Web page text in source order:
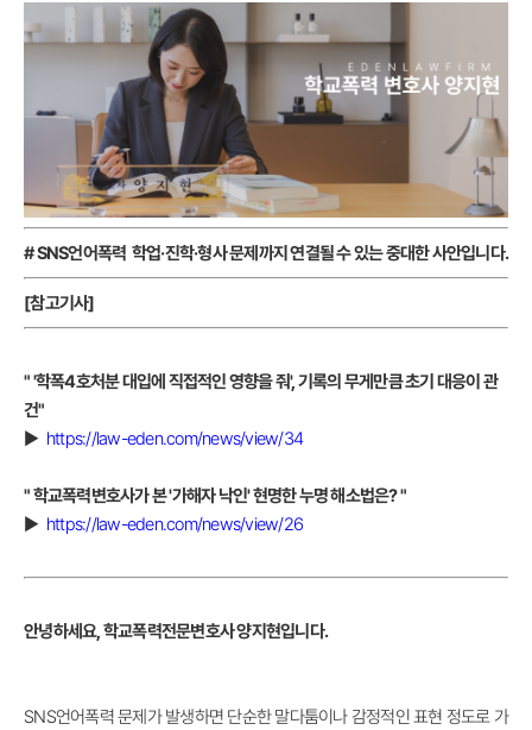
# SNS언어폭력 학업·진학·형사 문제까지 연결될 수 있는 중대한 사안입니다.
[참고기사]
" '학폭4호처분 대입에 직접적인 영향을 줘', 기록의 무게만큼 초기 대응이 관
건"
▶ https://law-eden.com/news/view/34
" 학교폭력변호사가 본 '가해자 낙인' 현명한 누명 해소법은? "
▶ https://law-eden.com/news/view/26
안녕하세요, 학교폭력전문변호사 양지현입니다.
SNS언어폭력 문제가 발생하면 단순한 말다툼이나 감정적인 표현 정도로 가